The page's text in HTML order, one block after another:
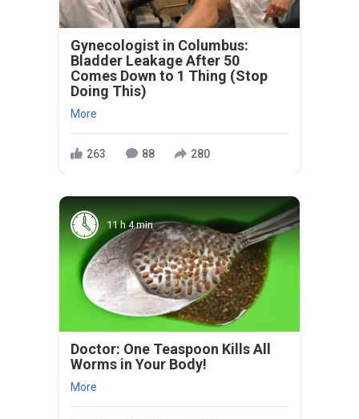
Gynecologist in Columbus:
Bladder Leakage After 50
Comes Down to 1 Thing (Stop
Doing This)
More
263 88 280
11 h 4 min
Doctor: One Teaspoon Kills All
Worms in Your Body!
More